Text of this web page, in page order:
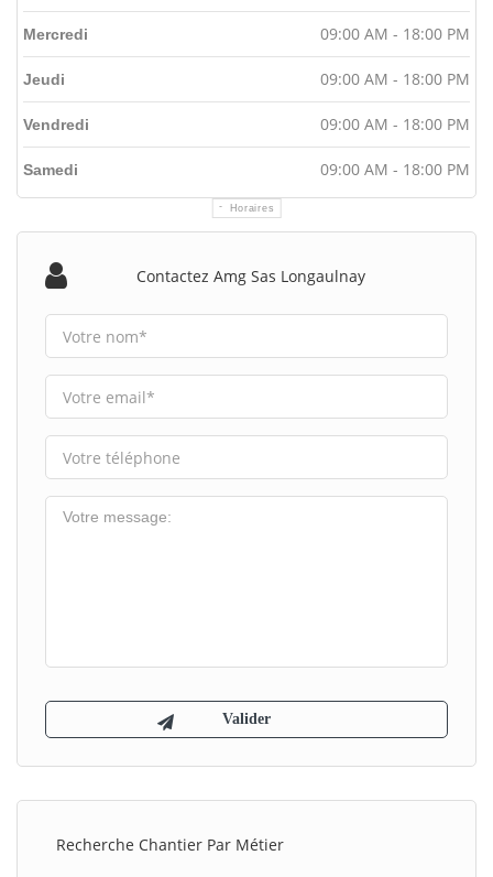
Horaires
Mercredi 09:00 AM - 18:00 PM
Jeudi 09:00 AM - 18:00 PM
Vendredi 09:00 AM - 18:00 PM
Samedi 09:00 AM - 18:00 PM
Contactez Amg Sas Longaulnay
Recherche Chantier Par Métier